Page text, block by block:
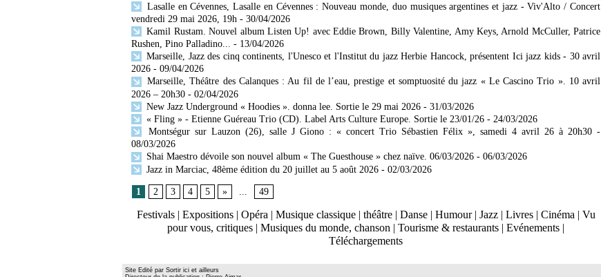
Lasalle en Cévennes, Lasalle en Cévennes : Nouveau monde, duo musiques argentines et jazz - Viv'Alto / Concert
vendredi 29 mai 2026, 19h - 30/04/2026
Kamil Rustam. Nouvel album Listen Up! avec Eddie Brown, Billy Valentine, Amy Keys, Arnold McCuller, Patrice
Rushen, Pino Palladino... - 13/04/2026
Marseille, Jazz des cinq continents, l'Unesco et l'Institut du jazz Herbie Hancock, présentent Ici jazz kids - 30 avril
2026 - 09/04/2026
Marseille, Théâtre des Calanques : Au fil de l’eau, prestige et somptuosité du jazz « Le Cascino Trio ». 10 avril
2026 – 20h30 - 02/04/2026
New Jazz Underground « Hoodies ». donna lee. Sortie le 29 mai 2026 - 31/03/2026
« Fling » - Etienne Guéreau Trio (CD). Label Arts Culture Europe. Sortie le 23/01/26 - 24/03/2026
Montségur sur Lauzon (26), salle J Giono : « concert Trio Sébastien Félix », samedi 4 avril 26 à 20h30 -
08/03/2026
Shai Maestro dévoile son nouvel album « The Guesthouse » chez naïve. 06/03/2026 - 06/03/2026
Jazz in Marciac, 48ème édition du 20 juillet au 5 août 2026 - 02/03/2026
1 2 3 4 5 » ... 49
Festivals | Expositions | Opéra | Musique classique | théâtre | Danse | Humour | Jazz | Livres | Cinéma | Vu
pour vous, critiques | Musiques du monde, chanson | Tourisme & restaurants | Evénements |
Téléchargements
Site Edité par Sortir ici et ailleurs